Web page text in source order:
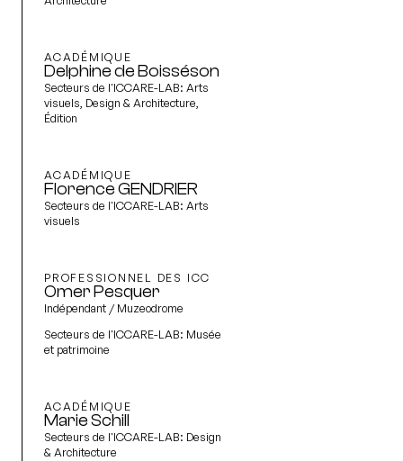
ACADÉMIQUE
Delphine de Boisséson
Secteurs de l'ICCARE-LAB: Arts
visuels, Design & Architecture,
Édition
ACADÉMIQUE
Florence GENDRIER
Secteurs de l'ICCARE-LAB: Arts
visuels
PROFESSIONNEL DES ICC
Omer Pesquer
Indépendant / Muzeodrome
Secteurs de l'ICCARE-LAB: Musée
et patrimoine
ACADÉMIQUE
Marie Schill
Secteurs de l'ICCARE-LAB: Design
& Architecture